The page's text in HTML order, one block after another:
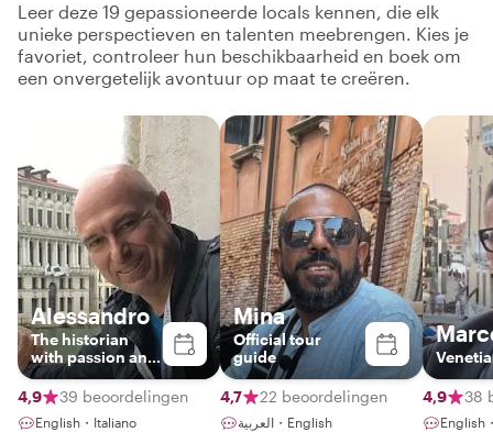
Leer deze 19 gepassioneerde locals kennen, die elk
unieke perspectieven en talenten meebrengen. Kies je
favoriet, controleer hun beschikbaarheid en boek om
een onvergetelijk avontuur op maat te creëren.
Alessandro
The historian
with passion and
love
4,9
39 beoordelingen
English・Italiano
Mina
Official tour
guide
4,7 22 beoordelingen
العربية・English
4,9 38
English